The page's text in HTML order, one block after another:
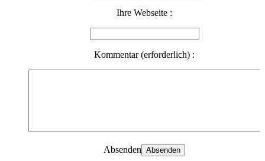
Ihre Webseite :
Kommentar (erforderlich) :
Absenden